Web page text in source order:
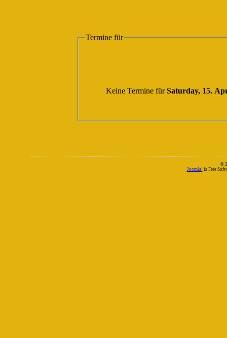
Termine für
Keine Termine fürSaturday, 15.
©
Joomla! is Free